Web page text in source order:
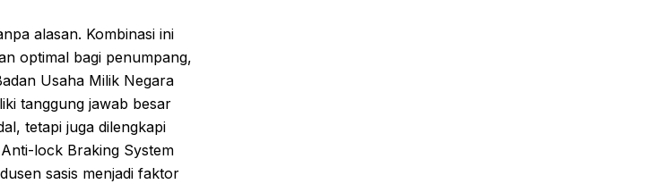
alasan. Kombinasi ini
optimal bagi penumpang,
Usaha Milik Negara
tanggung jawab besar
tetapi juga dilengkapi
lock Braking System
sasis menjadi faktor